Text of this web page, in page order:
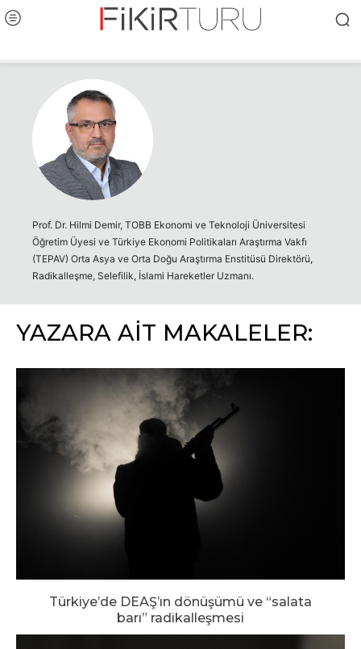
Prof. Dr. Hilmi Demir, TOBB Ekonomi ve Teknoloji Üniversitesi
Öğretim Üyesi ve Türkiye Ekonomi Politikaları Araştırma Vakfı
(TEPAV) Orta Asya ve Orta Doğu Araştırma Enstitüsü Direktörü,
Radikalleşme, Selefilik, İslami Hareketler Uzmanı.
YAZARA AİT MAKALELER:
Türkiye’de DEAŞ’ın dönüşümü ve “salata
barı” radikalleşmesi